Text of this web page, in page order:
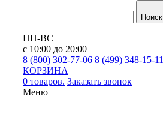
Поиск
ПН-ВС
с 10:00 до 20:00
8 (800) 302-77-06 8 (499) 348-15-11
КОРЗИНА
0 товаров. Заказать звонок
Меню